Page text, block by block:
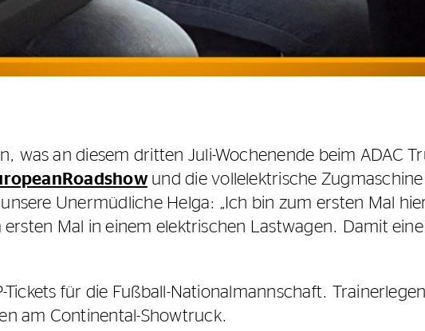
was an diesem dritten Juli-Wochenende beim ADAC
und die vollelektrische
Unermüdliche Helga: „Ich bin zum ersten Mal
Mal in einem elektrischen Lastwagen. Damit
für die Fußball-Nationalmannschaft.
am Continental-Showtruck.